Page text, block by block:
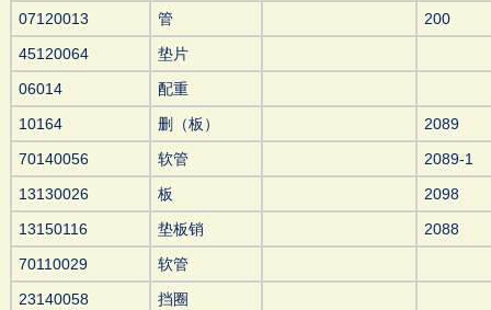
07120013
管
200
45120064
垫片
06014
配重
10164
删（板）
2089
70140056
软管
2089-1
13130026
板
2098
13150116
垫板销
2088
70110029
软管
23140058
挡圈